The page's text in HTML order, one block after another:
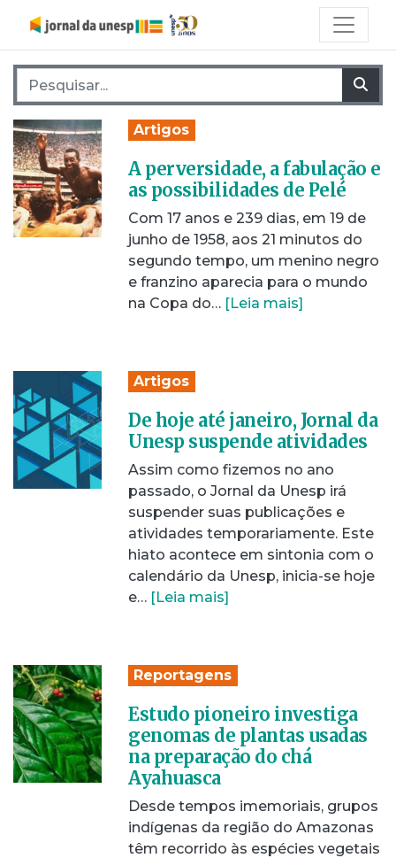
Pesquisar por:
Artigos
A perversidade, a fabulação e
as possibilidades de Pelé
Com 17 anos e 239 dias, em 19 de
junho de 1958, aos 21 minutos do
segundo tempo, um menino negro
e franzino aparecia para o mundo
na Copa do… [Leia mais]
Artigos
De hoje até janeiro, Jornal da
Unesp suspende atividades
Assim como fizemos no ano
passado, o Jornal da Unesp irá
suspender suas publicações e
atividades temporariamente. Este
hiato acontece em sintonia com o
calendário da Unesp, inicia-se hoje
e… [Leia mais]
Reportagens
Estudo pioneiro investiga
genomas de plantas usadas
na preparação do chá
Ayahuasca
Desde tempos imemoriais, grupos
indígenas da região do Amazonas
têm recorrido às espécies vegetais